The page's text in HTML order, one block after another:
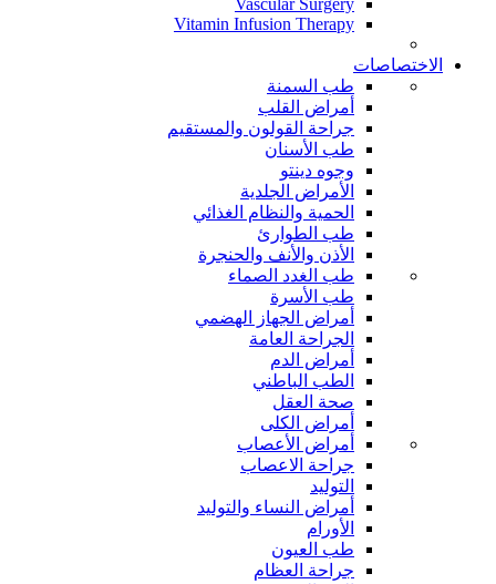
Vitamin Infusion Therapy
الاختصاصات
طب السمنة
أمراض القلب
جراحة القولون والمستقيم
طب الأسنان
وجوه دينتو
الأمراض الجلدية
الحمية والنظام الغذائي
طب الطوارئ
الأذن والأنف والحنجرة
طب الغدد الصماء
طب الأسرة
أمراض الجهاز الهضمي
الجراحة العامة
أمراض الدم
الطب الباطني
صحة العقل
أمراض الكلى
أمراض الأعصاب
جراحة الاعصاب
التوليد
أمراض النساء والتوليد
الأورام
طب العيون
جراحة العظام